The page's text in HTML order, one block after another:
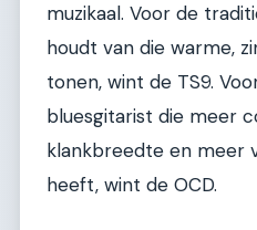
muzikaal. Voor de
houdt van die warme,
tonen, wint de TS9.
bluesgitarist die meer
klankbreedte en meer
heeft, wint de OCD.